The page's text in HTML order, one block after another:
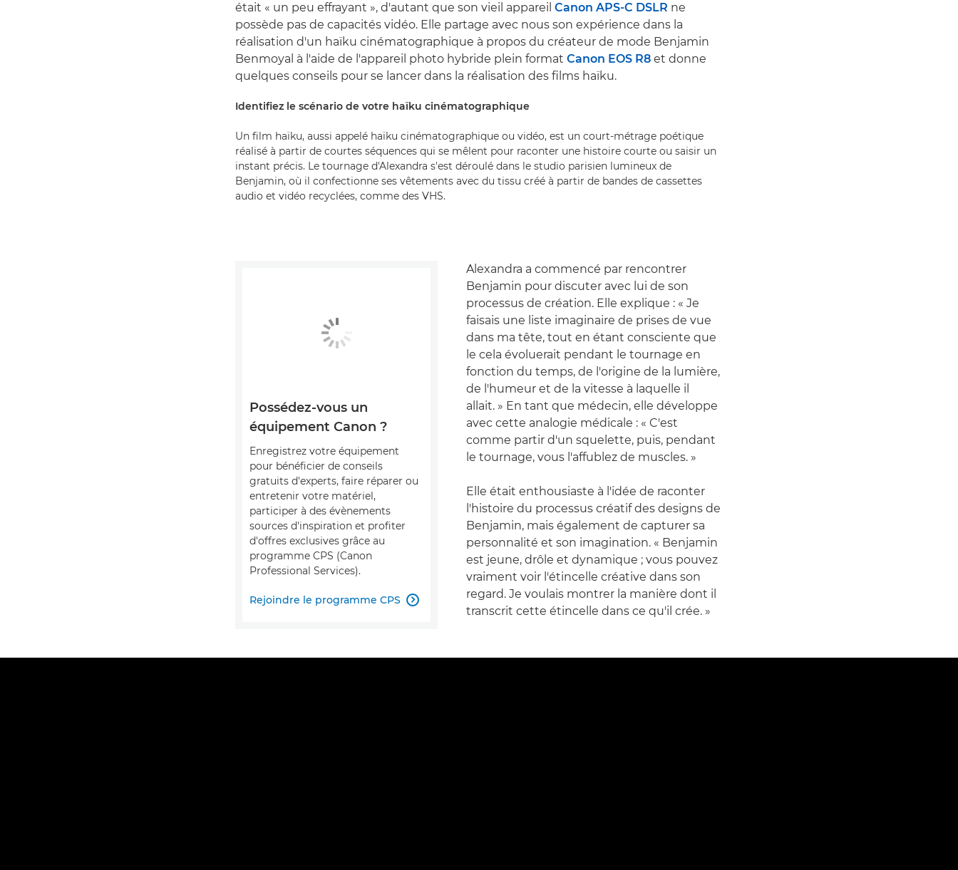
était « un peu effrayant », d'autant que son vieil appareil Canon APS-C DSLR ne
possède pas de capacités vidéo. Elle partage avec nous son expérience dans la
réalisation d'un haïku cinématographique à propos du créateur de mode Benjamin
Benmoyal à l'aide de l'appareil photo hybride plein format Canon EOS R8 et donne
quelques conseils pour se lancer dans la réalisation des films haïku.
Identifiez le scénario de votre haïku cinématographique
Un film haïku, aussi appelé haïku cinématographique ou vidéo, est un court-métrage poétique
réalisé à partir de courtes séquences qui se mêlent pour raconter une histoire courte ou saisir un
instant précis. Le tournage d'Alexandra s'est déroulé dans le studio parisien lumineux de
Benjamin, où il confectionne ses vêtements avec du tissu créé à partir de bandes de cassettes
audio et vidéo recyclées, comme des VHS.
Alexandra a commencé par rencontrer
Benjamin pour discuter avec lui de son
processus de création. Elle explique : « Je
faisais une liste imaginaire de prises de vue
dans ma tête, tout en étant consciente que
le cela évoluerait pendant le tournage en
fonction du temps, de l'origine de la lumière,
de l'humeur et de la vitesse à laquelle il
allait. » En tant que médecin, elle développe
avec cette analogie médicale : « C'est
comme partir d'un squelette, puis, pendant
le tournage, vous l'affublez de muscles. »
Elle était enthousiaste à l'idée de raconter
l'histoire du processus créatif des designs de
Benjamin, mais également de capturer sa
personnalité et son imagination. « Benjamin
est jeune, drôle et dynamique ; vous pouvez
vraiment voir l'étincelle créative dans son
regard. Je voulais montrer la manière dont il
transcrit cette étincelle dans ce qu'il crée. »
Possédez-vous un
équipement Canon ?
Enregistrez votre équipement
pour bénéficier de conseils
gratuits d'experts, faire réparer ou
entretenir votre matériel,
participer à des évènements
sources d'inspiration et profiter
d'offres exclusives grâce au
programme CPS (Canon
Professional Services).
Rejoindre le programme CPS 